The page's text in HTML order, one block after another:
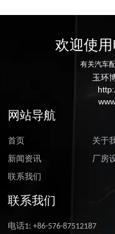
欢迎使
有关汽车
玉环
网站导航
首页 关于
新闻资讯
厂房
联系我们
联系我们
电话1: +86-576-87512187